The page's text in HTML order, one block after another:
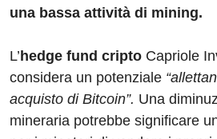
una bassa attività di mining.
L’hedge fund cripto Capriole
considera un potenziale
acquisto di Bitcoin”. Una
mineraria potrebbe significare